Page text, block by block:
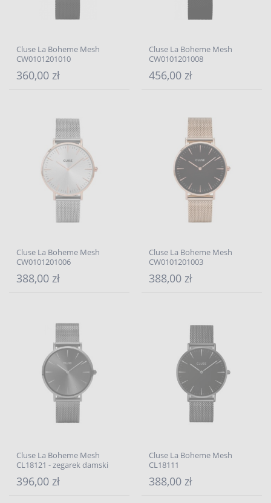
Cluse La Boheme Mesh
CW0101201010
360,00 zł
Cluse La Boheme Mesh
CW0101201008
456,00 zł
Cluse La Boheme Mesh
CW0101201006
388,00 zł
Cluse La Boheme Mesh
CW0101201003
388,00 zł
Cluse La Boheme Mesh
CL18121 - zegarek damski
396,00 zł
Cluse La Boheme Mesh
CL18111
388,00 zł